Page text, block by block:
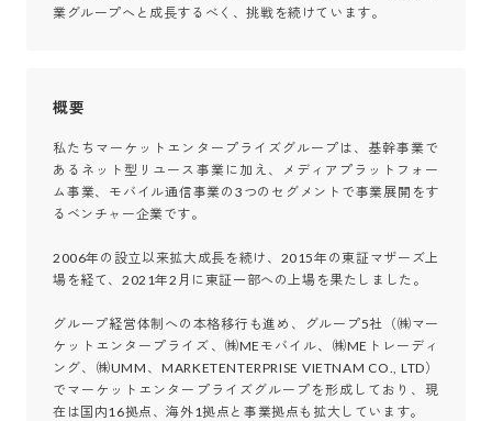
業グループへと成長するべく、挑戦を続けています。
概要
私たちマーケットエンタープライズグループは、基幹事業で
あるネット型リユース事業に加え、メディアプラットフォー
ム事業、モバイル通信事業の3つのセグメントで事業展開をす
るベンチャー企業です。
2006年の設立以来拡大成長を続け、2015年の東証マザーズ上
場を経て、2021年2月に東証一部への上場を果たしました。
グループ経営体制への本格移行も進め、グループ5社（㈱マー
ケットエンタープライズ、㈱MEモバイル、㈱MEトレーディ
ング、㈱UMM、MARKETENTERPRISE VIETNAM CO., LTD）
でマーケットエンタープライズグループを形成しており、現
在は国内16拠点、海外1拠点と事業拠点も拡大しています。